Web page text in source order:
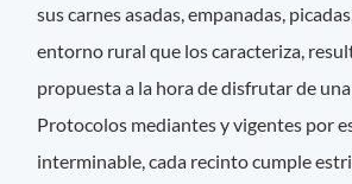
sus carnes asadas, empanadas,
entorno rural que los caracteriza,
propuesta a la hora de disfrutar de una
Protocolos mediantes y vigentes por
interminable, cada recinto cumple